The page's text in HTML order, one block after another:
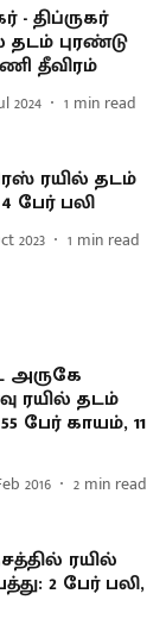
- திப்ருகர்
புரண்டு
தீவிரம்
2024 1 min read
ரயில் தடம்
பேர் பலி
2023 1 min read
அருகே
ரயில் தடம்
பேர் காயம், 11
2016 2 min read
ரயில்
2 பேர் பலி,